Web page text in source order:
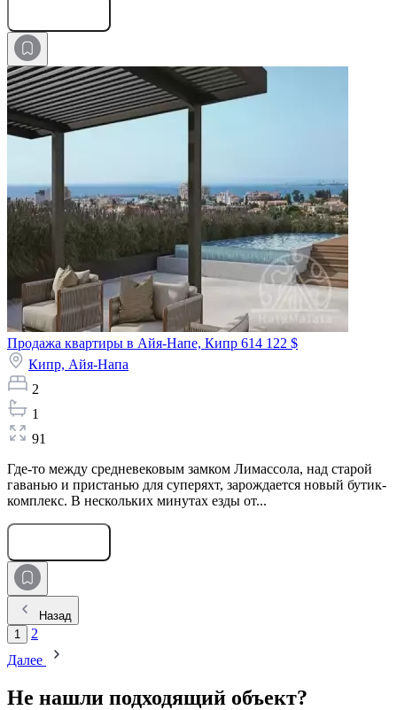
Продажа квартиры в Айя-Напе, Кипр 614 122 $
Кипр, Айя-Напа
2
1
91
Где-то между средневековым замком Лимассола, над старой
гаванью и пристанью для суперяхт, зарождается новый бутик-
комплекс. В нескольких минутах езды от...
Назад
1
2
Далее
Не нашли подходящий объект?